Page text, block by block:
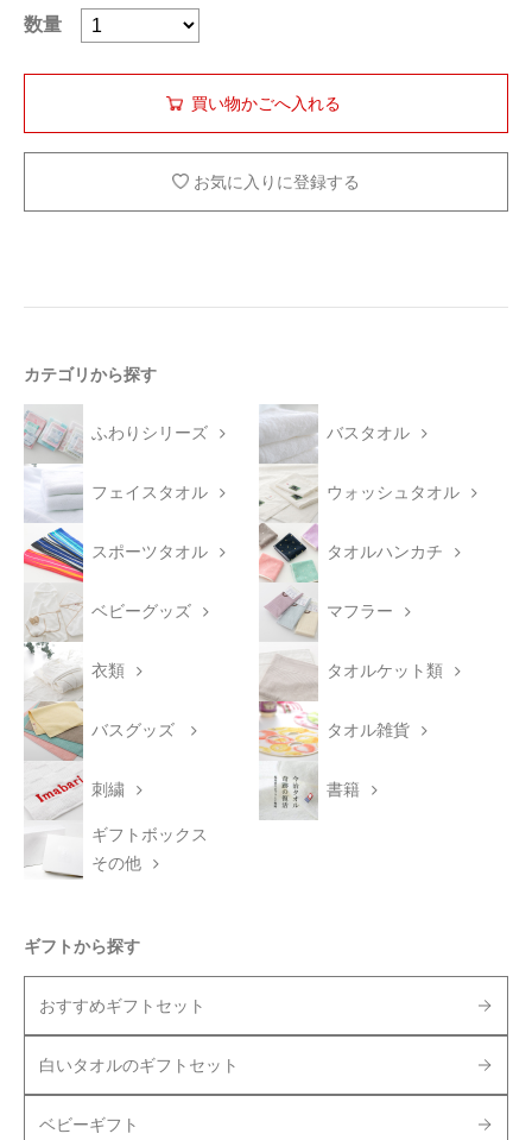
数量
お気に入りに登録する
カテゴリから探す
ふわりシリーズ バスタオル
フェイスタオル ウォッシュタオル
スポーツタオル タオルハンカチ
ベビーグッズ マフラー
衣類 タオルケット類
バスグッズ タオル雑貨
刺繍 書籍
ギフトボックス
その他
ギフトから探す
おすすめギフトセット
白いタオルのギフトセット
ベビーギフト